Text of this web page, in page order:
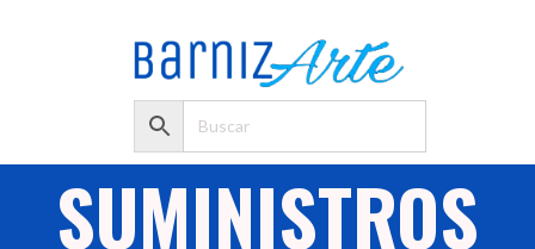
SUMINISTROS